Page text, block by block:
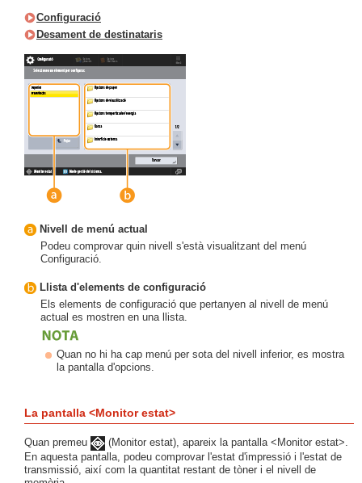
Configuració
Desament de destinataris
Nivell de menú actual
Podeu comprovar quin nivell s'està visualitzant del menú
Configuració.
Llista d'elements de configuració
Els elements de configuració que pertanyen al nivell de menú
actual es mostren en una llista.
Quan no hi ha cap menú per sota del nivell inferior, es mostra
la pantalla d'opcions.
La pantalla <Monitor estat>
Quan premeu
(Monitor estat), apareix la pantalla <Monitor estat>.
En aquesta pantalla, podeu comprovar l'estat d'impressió i l'estat de
transmissió, així com la quantitat restant de tòner i el nivell de